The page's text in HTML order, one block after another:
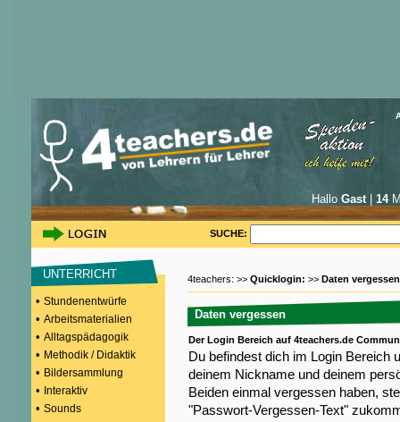
Hallo Gast| 14
SUCHE:
UNTERRICHT
• Stundenentwürfe
• Arbeitsmaterialien
• Alltagspädagogik
• Methodik / Didaktik
• Bildersammlung
• Interaktiv
• Sounds
4teachers: >> Quicklogin: >> Daten vergessen
Daten vergessen
Der Login Bereich auf 4teachers.de
Du befindest dich im Login Bereich
deinem Nickname und deinem
Beiden einmal vergessen haben,
"Passwort-Vergessen-Text"